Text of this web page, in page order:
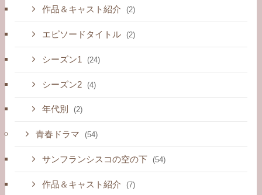
作品＆キャスト紹介 (2)
エピソードタイトル (2)
シーズン1 (24)
シーズン2 (4)
年代別 (2)
青春ドラマ (54)
サンフランシスコの空の下 (54)
作品＆キャスト紹介 (7)